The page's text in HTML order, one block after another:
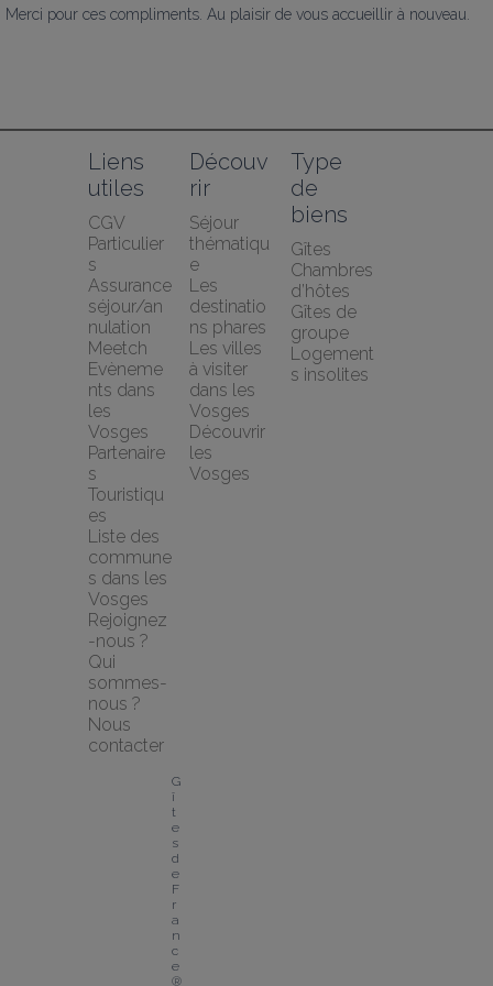
Merci pour ces compliments. Au plaisir de vous accueillir à nouveau.
Liens
utiles
CGV
Particulier
s
Assurance
séjour/an
nulation
Meetch
Evèneme
nts dans
les
Vosges
Partenaire
s
Touristiqu
es
Liste des
commune
s dans les
Vosges
Rejoignez
-nous ?
Qui
sommes-
nous ?
Nous
contacter
Découv
rir
Séjour
thématiqu
e
Les
destinatio
ns phares
Les villes
à visiter
dans les
Vosges
Découvrir
les
Vosges
Type
de
biens
Gîtes
Chambres
d’hôtes
Gîtes de
groupe
Logement
s insolites
G
î
t
e
s
d
e
F
r
a
n
c
e
®